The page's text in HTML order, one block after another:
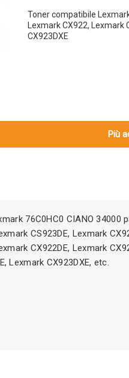
Toner compatibile
Lexmark CX922,
CX923DXE
Più
76C0HC0 CIANO 34000
CS923DE, Lexmark
CX922DE, Lexmark
Lexmark CX923DXE, etc.